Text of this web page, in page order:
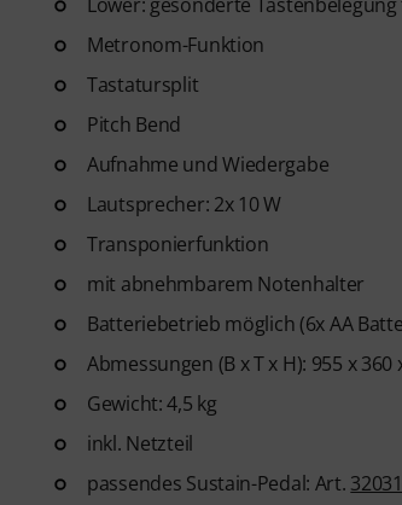
Metronom-Funktion
Tastatursplit
Pitch Bend
Aufnahme und Wiedergabe
Lautsprecher: 2x 10 W
Transponierfunktion
mit abnehmbarem Notenhalter
Batteriebetrieb möglich (6x AA
Abmessungen (B x T x H): 955 x 360
Gewicht: 4,5 kg
inkl. Netzteil
passendes Sustain-Pedal: Art.